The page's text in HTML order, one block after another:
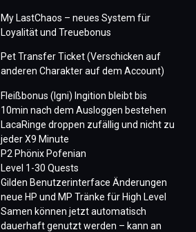
My LastChaos – neues System für
Loyalität und Treuebonus
Pet Transfer Ticket (Verschicken auf
anderen Charakter auf dem Account)
Fleißbonus (Igni) Ingition bleibt bis
10min nach dem Ausloggen bestehen
LacaRinge droppen zufällig und nicht zu
jeder X9 Minute
P2 Phönix Pofenian
Level 1-30 Quests
Gilden Benutzerinterface Änderungen
neue HP und MP Tränke für High Level
Samen können jetzt automatisch
dauerhaft genutzt werden – kann an